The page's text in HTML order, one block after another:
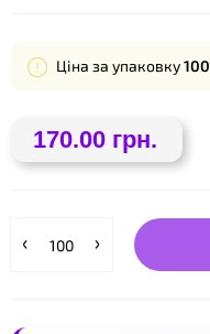
Ціна за упаковку100
170.00 грн.
❤